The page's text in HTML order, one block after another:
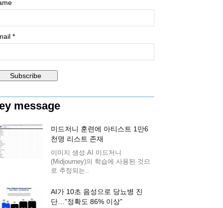
*
message
미드저니 훈련에 아티스트 1만6
천명 리스트 존재
이미지 생성 AI 미드저니
(Midjourney)의 학습에 사용된 것으
로 추정되는..
AI가 10초 음성으로 당뇨병 진
단…”정확도 86% 이상”